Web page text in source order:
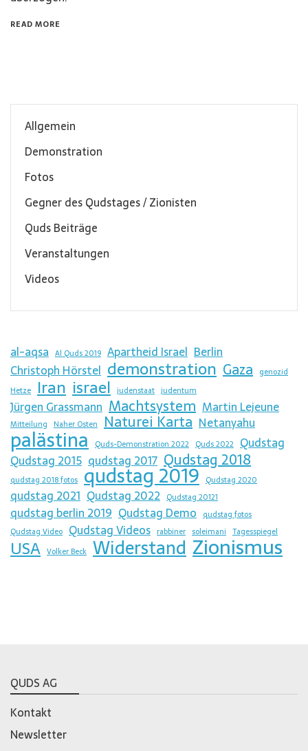
READ MORE
Allgemein
Demonstration
Fotos
Gegner des Qudstages / Zionisten
Quds Beiträge
Veranstaltungen
Videos
al-aqsa Al Quds 2019 Apartheid Israel Berlin
Christoph Hörstel demonstration Gaza genozid
Hetze Iran israel judenstaat judentum
Jürgen Grassmann Machtsystem Martin Lejeune
Mitteilung Naher Osten Naturei Karta Netanyahu
palästina Quds-Demonstration 2022 Quds 2022
Qudstag
Qudstag 2015 qudstag 2017 Qudstag 2018
qudstag 2018 fotos qudstag 2019 Qudstag 2020
qudstag 2021 Qudstag 2022 Qudstag 20121
qudstag berlin 2019 Qudstag Demo
qudstag fotos
Qudstag Video Qudstag Videos rabbiner soleimani Tagesspiegel
USA Volker Beck Widerstand Zionismus
QUDS AG
Kontakt
Newsletter